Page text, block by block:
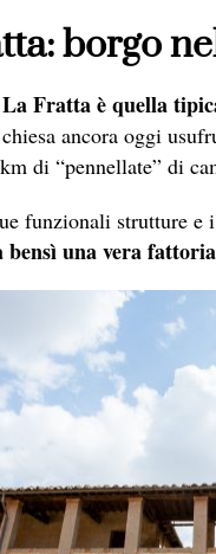
borgo
Fratta è quella
ancora oggi
di “pennellate” di
funzionali strutture e i
una vera